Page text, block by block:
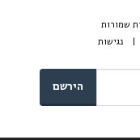
| נגישות
הירשם